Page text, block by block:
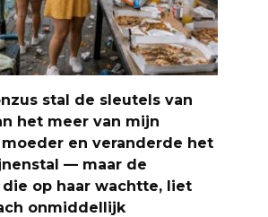
stal de sleutels van
het meer van mijn
en veranderde het
— maar de
op haar wachtte, liet
onmiddellijk